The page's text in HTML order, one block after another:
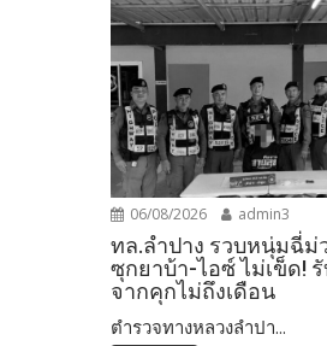
06/08/2026 admin3
ทล.ลำปาง รวบหนุ่มฉี่ม่
ซุกยาบ้า-ไอซ์ ไม่เข็ด!
จากคุกไม่ถึงเดือน
ตำรวจทางหลวงลำปา...